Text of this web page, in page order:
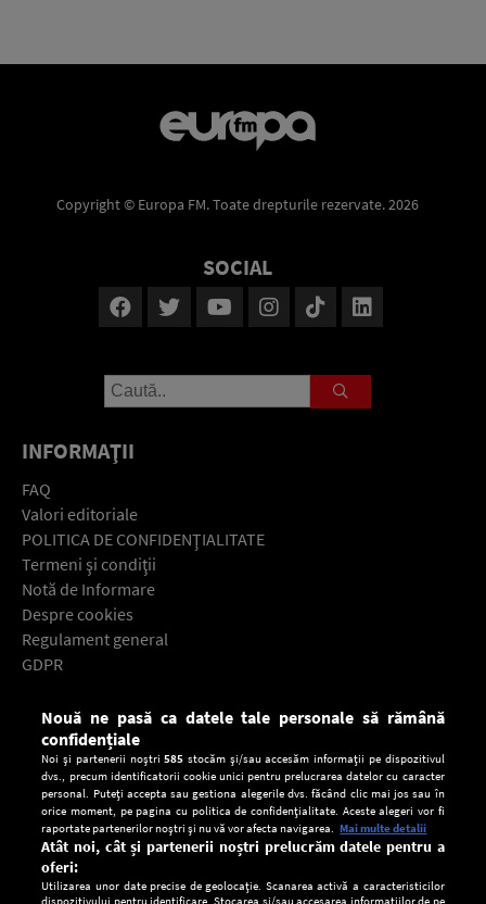
Copyright © Europa FM. Toate drepturile rezervate. 2026
SOCIAL
INFORMAŢII
FAQ
Valori editoriale
POLITICA DE CONFIDENŢIALITATE
Termeni şi condiţii
Notă de Informare
Despre cookies
Regulament general
GDPR
Descarcă gratuit aplicaţia Europa FM pentru smartphone:
Nouă ne pasă ca datele tale personale să rămână
confidențiale
Noi și partenerii noștri585 stocăm și/sau accesăm informații pe dispozitivul
dvs., precum identificatorii cookie unici pentru prelucrarea datelor cu caracter
personal. Puteți accepta sau gestiona alegerile dvs. făcând clic mai jos sau în
orice moment, pe pagina cu politica de confidențialitate. Aceste alegeri vor fi
raportate partenerilor noștri și nu vă vor afecta navigarea. Mai multe detalii
Atât noi, cât și partenerii noștri prelucrăm datele pentru a
oferi:
Utilizarea unor date precise de geolocație. Scanarea activă a caracteristicilor
dispozitivului pentru identificare. Stocarea și/sau accesarea informațiilor de pe